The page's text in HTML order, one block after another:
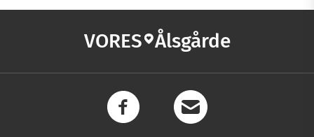
VORES Ålsgårde